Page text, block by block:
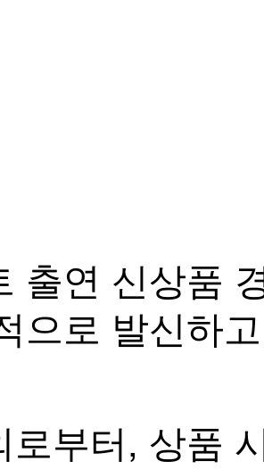
출연 신상품
으로 발신하
부터, 상품